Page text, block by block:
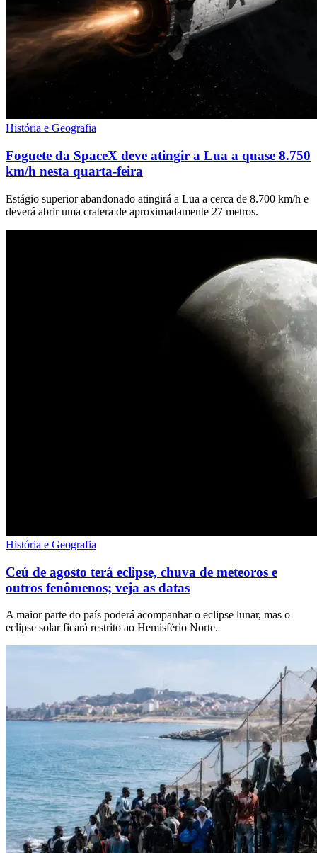
História e Geografia
Foguete da SpaceX deve atingir a Lua a quase 8.750
km/h nesta quarta-feira
Estágio superior abandonado atingirá a Lua a cerca de 8.700 km/h e
deverá abrir uma cratera de aproximadamente 27 metros.
História e Geografia
Ceú de agosto terá eclipse, chuva de meteoros e
outros fenômenos; veja as datas
A maior parte do país poderá acompanhar o eclipse lunar, mas o
eclipse solar ficará restrito ao Hemisfério Norte.